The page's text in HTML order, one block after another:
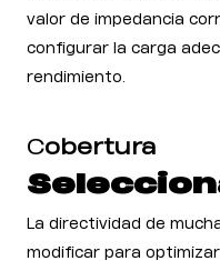
valor de impedancia
configurar la carga
rendimiento.
Cobertura
La directividad de
modificar para